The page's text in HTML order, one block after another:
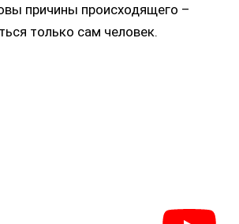
причины происходящего –
только сам человек.